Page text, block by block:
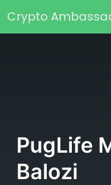
Main
Crypto
PugLife
Balozi